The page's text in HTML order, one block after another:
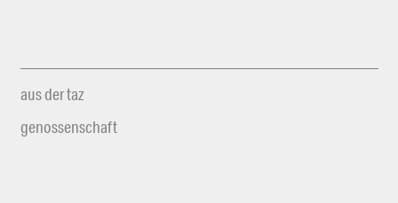
aus der taz
genossenschaft